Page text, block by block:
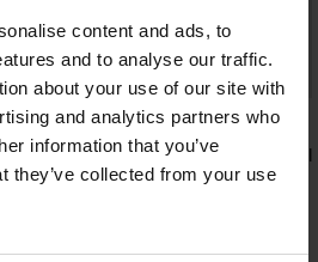
content and ads, to
and to analyse our traffic.
about your use of our site with
and analytics partners who
information that you’ve
they’ve collected from your use
4,9
matt 40
2+1 ZDARMA
2PACK Punčochové
40 DEN